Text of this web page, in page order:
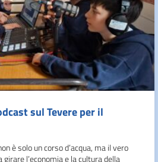
sul Tevere per il
è solo un corso d’acqua, ma il vero
l’economia e la cultura della